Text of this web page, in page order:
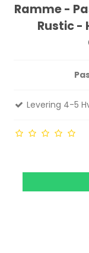
Ramme -
Rustic -
Levering 4-5